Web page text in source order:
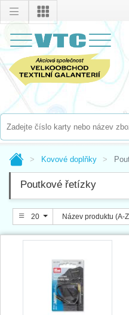
Kovové doplňky
Poutkové řetízky
20 Název produktu (A-